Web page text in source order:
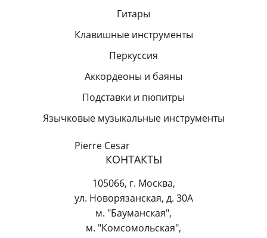
Гитары
Клавишные инструменты
Перкуссия
Аккордеоны и баяны
Подставки и пюпитры
Язычковые музыкальные инструменты
Pierre Cesar
КОНТАКТЫ
105066, г. Москва,
ул. Новорязанская, д. 30А
м. "Бауманская",
м. "Комсомольская",